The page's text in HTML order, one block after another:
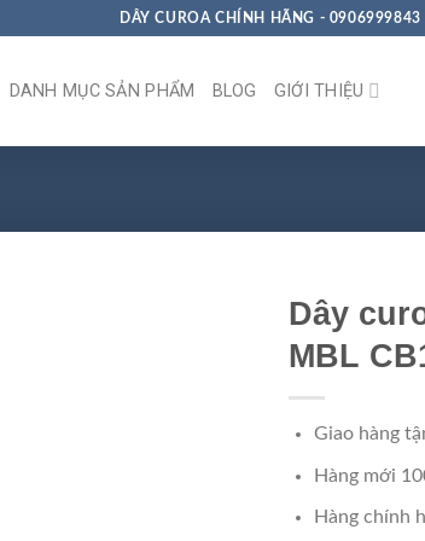
DÂY CUROA CHÍNH HÃNG - 0906999843
DANH MỤC SẢN PHẨM BLOG GIỚI THIỆU
Dây
MBL
Giao hàng
Hàng mới
Hàng chính